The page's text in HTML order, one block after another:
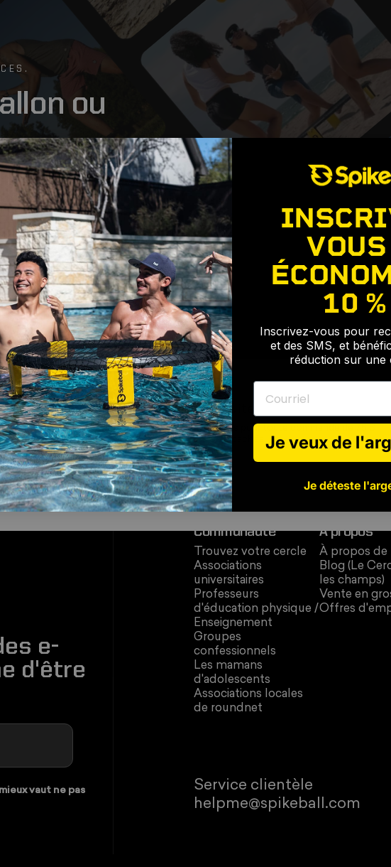
ou
professionnel, nous avons tout ce
supérieur.
les vêtements et les offres
des tournois acharnés et des duels
et préparez-vous à jouer à votre
Livraison rapide et gratuite
Livraison gratuite aux États-Unis pour toute commande de 75 $
ou plus. Pas de frais de service cachés.
Communauté
Trouvez votre cercle
Associations
universitaires
Professeurs
d'éducation physique /
Enseignement
Groupes
confessionnels
Les mamans
d'adolescents
Associations locales
de roundnet
À propos
À propos de
Blog (Le
les champs)
Vente en
Offres
Service clientèle
helpme@spikeball.com
e-
d'être
vaut ne pas
10 %
Inscrivez-vous pour
et des SMS, et
réduction sur une
Courriel
Je veux de
Je déteste